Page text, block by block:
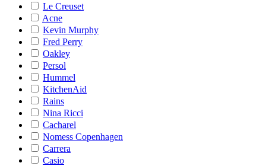
Le Creuset
Acne
Kevin Murphy
Fred Perry
Oakley
Persol
Hummel
KitchenAid
Rains
Nina Ricci
Cacharel
Nomess Copenhagen
Carrera
Casio